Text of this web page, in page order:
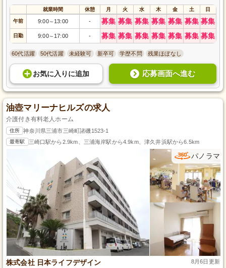
就業時間 休憩 月 火 水 木 金 土 日
午前 9:00～ 13:00 - 募集 募集 募集 募集 募集 募集 募集
日勤 9:00～ 17:00 - 募集 募集 募集 募集 募集 募集 募集
60代活躍 50代活躍 未経験可 新卒可 学歴不問 残業ほぼなし
お気に入り に追加 応募画面へ進む
油壺マリーナヒルズの求人
介護付き有料老人ホーム
住所 神奈川県三浦市三崎町諸磯1523-1
最寄駅 三崎口駅から2.9km、三浦海岸駅から4.9km、津久井浜駅から6.5km
パノラマ
株式会社 日本ライフデザイン 8月6日更新